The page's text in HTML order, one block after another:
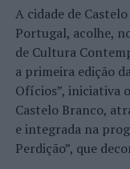
A edição de 2026
representação
realizado em
Faria, Henrique
Pereira e Tiago
beneficiando, de
cards após as
Entre os
A cidade de
Portugal, acolhe,
de Cultura
a primeira edição
Ofícios”, iniciativa
Castelo Branco,
e integrada na
Perdição”, que